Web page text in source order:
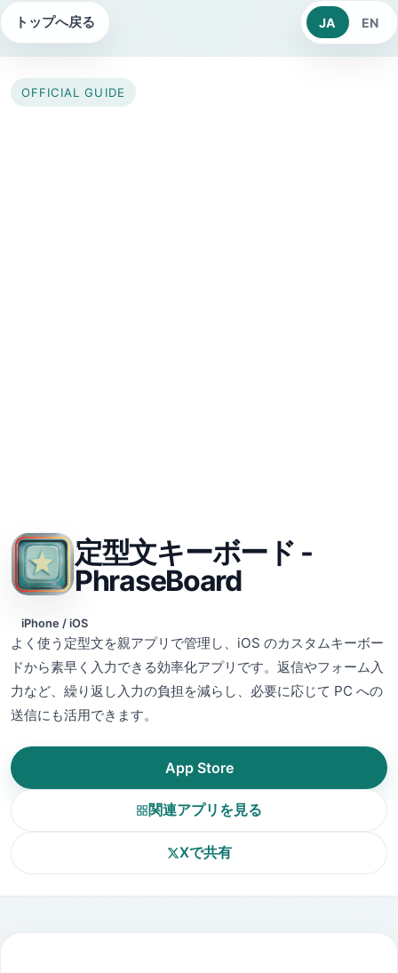
トップへ戻る JA EN
OFFICIAL GUIDE
定型文キーボード -
PhraseBoard
iPhone / iOS
よく使う定型文を親アプリで管理し、iOS のカスタムキーボー
ドから素早く入力できる効率化アプリです。返信やフォーム入
力など、繰り返し入力の負担を減らし、必要に応じて PC への
送信にも活用できます。
App Store
関連アプリを見る
Xで共有